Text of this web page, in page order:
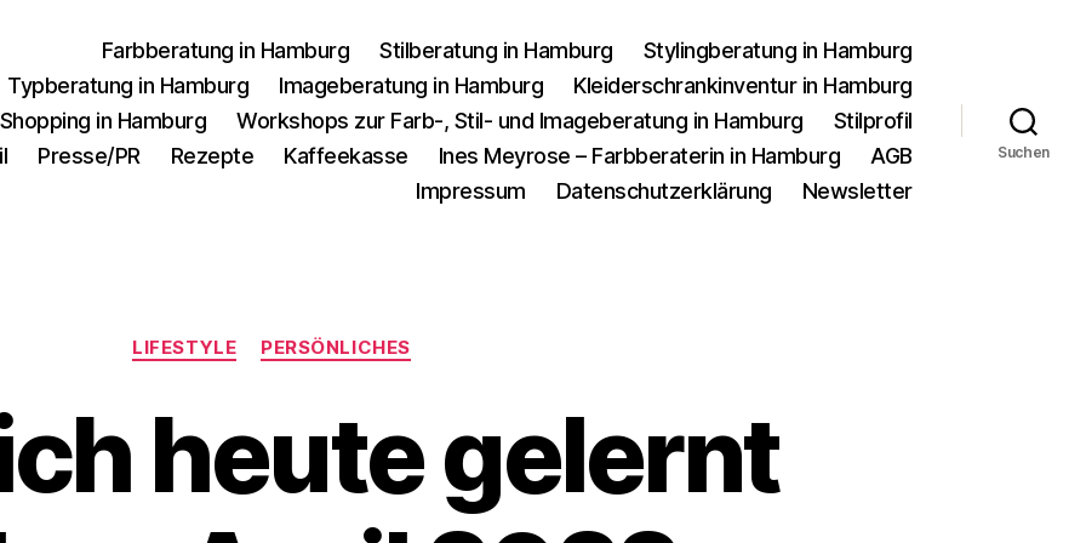
Farbberatung in Hamburg Stilberatung in Hamburg
Stylingberatung in Hamburg
Typberatung in Hamburg
Imageberatung in Hamburg
Kleiderschrankinventur in Hamburg
in Hamburg
Workshops zur Farb-, Stil- und Imageberatung in Hamburg
Stilprofil
Presse/PR Rezepte Kaffeekasse Ines Meyrose – Farbberaterin in Hamburg
AGB
Impressum
Datenschutzerklärung Newsletter
Suchen
Kategorien
LIFESTYLE PERSÖNLICHES
heute gelernt